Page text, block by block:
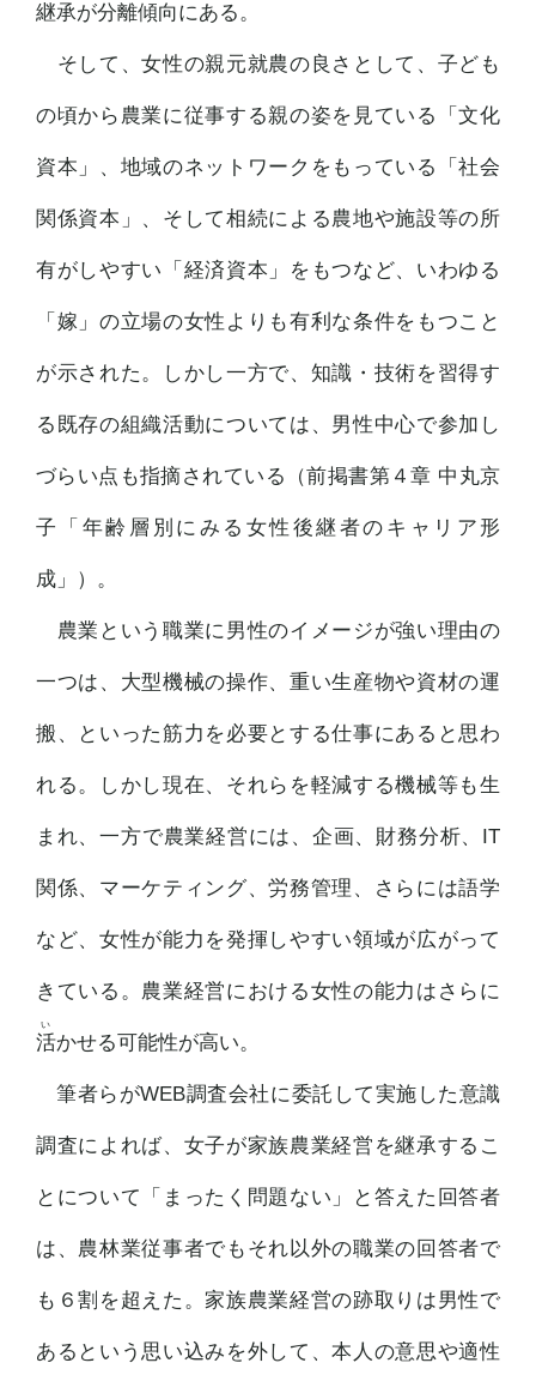
継承が分離傾向にある。
そして、女性の親元就農の良さとして、子ども
の頃から農業に従事する親の姿を見ている「文化
資本」、地域のネットワークをもっている「社会
関係資本」、そして相続による農地や施設等の所
有がしやすい「経済資本」をもつなど、いわゆる
「嫁」の立場の女性よりも有利な条件をもつこと
が示された。しかし一方で、知識・技術を習得す
る既存の組織活動については、男性中心で参加し
づらい点も指摘されている（前掲書第４章 中丸京
子「年齢層別にみる女性後継者のキャリア形
成」）。
農業という職業に男性のイメージが強い理由の
一つは、大型機械の操作、重い生産物や資材の運
搬、といった筋力を必要とする仕事にあると思わ
れる。しかし現在、それらを軽減する機械等も生
まれ、一方で農業経営には、企画、財務分析、IT
関係、マーケティング、労務管理、さらには語学
など、女性が能力を発揮しやすい領域が広がって
きている。農業経営における女性の能力はさらに
活かせる可能性が高い。
筆者らがWEB調査会社に委託して実施した意識
調査によれば、女子が家族農業経営を継承するこ
とについて「まったく問題ない」と答えた回答者
は、農林業従事者でもそれ以外の職業の回答者で
も６割を超えた。家族農業経営の跡取りは男性で
あるという思い込みを外して、本人の意思や適性